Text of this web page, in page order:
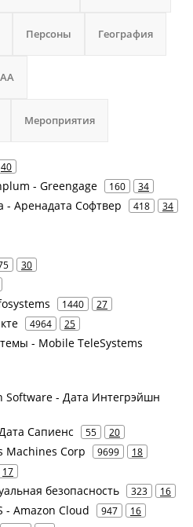
Персоны География
Мероприятия
40
- Greengage 160 34
- Аренадата Софтвер 418 34
30
1440 27
4964 25
- Mobile TeleSystems
Software - Дата Интегрэйшн
Сапиенс 55 20
Machines Corp 9699 18
17
безопасность 323 16
- Amazon Cloud 947 16